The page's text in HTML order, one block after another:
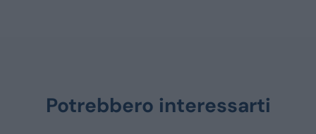
Potrebbero interessarti